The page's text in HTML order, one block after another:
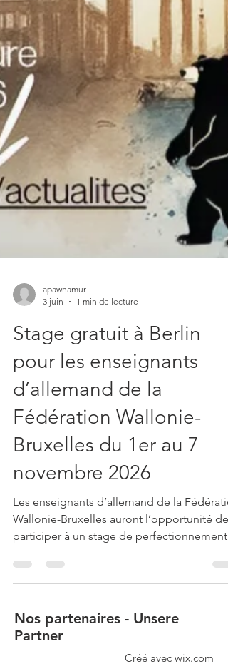
1 min de lecture
Stage gratuit à Berlin
pour les enseignants
d’allemand de la
Fédération Wallonie-
Bruxelles du 1er au 7
novembre 2026
Les enseignants d’allemand de la
Wallonie-Bruxelles auront l’opportunité de
participer à un stage de perfectionnement
les compétences linguistiques et
interculturelles des participants tout en leur
permettant de découvrir de nouvelles
Nos partenaires - Unsere